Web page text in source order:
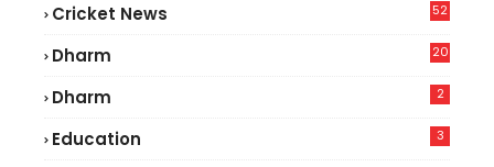
Cricket News
52
Dharm 20
Dharm 2
Education 3